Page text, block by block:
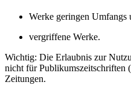
Werke geringen Umfangs
vergriffene Werke.
Wichtig: Die Erlaubnis zur
nicht für Publikumszeitschriften
Zeitungen.